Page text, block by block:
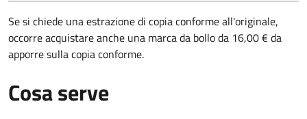
Se si chiede una estrazione di copia conforme all'originale,
occorre acquistare anche una marca da bollo da 16,00 € da
apporre sulla copia conforme.
Cosa serve